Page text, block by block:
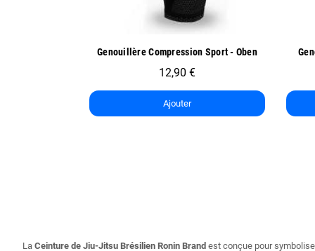
Aperçu rapide
Genoullière de Sport Exo One - Oben
14,90 € 7,45 €
Ajouter
La Ceinture de Jiu-Jitsu Brésilien Ronin Brand est conçue pour